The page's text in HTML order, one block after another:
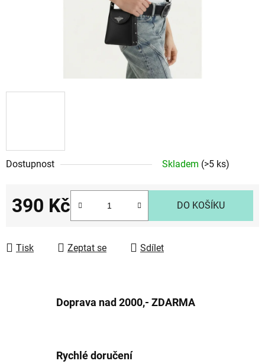
Dostupnost Skladem (>5 ks)
390 Kč DO KOŠÍKU
Tisk Zeptat se Sdílet
Doprava nad 2000,- ZDARMA
Rychlé doručení